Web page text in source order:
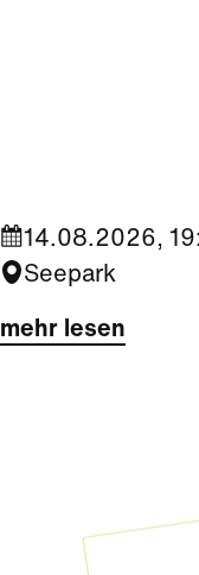
Sommerkino
14.08.2026,
Seepark
mehr lesen